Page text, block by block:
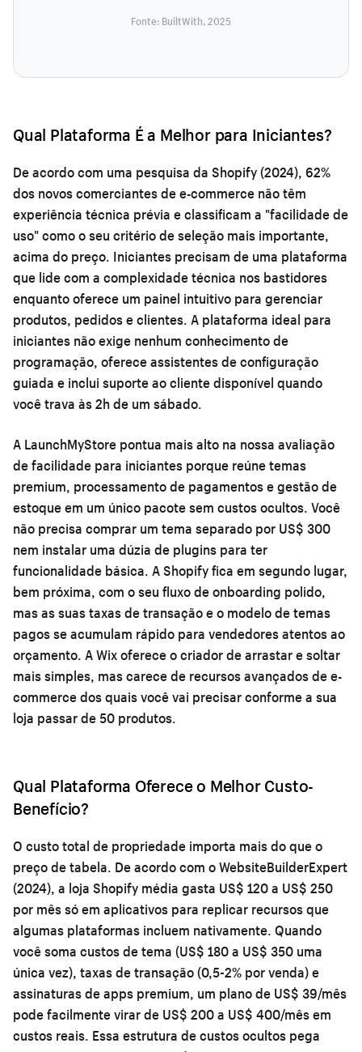
Fonte: BuiltWith, 2025
Qual Plataforma É a Melhor para Iniciantes?
De acordo com uma pesquisa da Shopify (2024), 62%
dos novos comerciantes de e-commerce não têm
experiência técnica prévia e classificam a "facilidade de
uso" como o seu critério de seleção mais importante,
acima do preço. Iniciantes precisam de uma plataforma
que lide com a complexidade técnica nos bastidores
enquanto oferece um painel intuitivo para gerenciar
produtos, pedidos e clientes. A plataforma ideal para
iniciantes não exige nenhum conhecimento de
programação, oferece assistentes de configuração
guiada e inclui suporte ao cliente disponível quando
você trava às 2h de um sábado.
A LaunchMyStore pontua mais alto na nossa avaliação
de facilidade para iniciantes porque reúne temas
premium, processamento de pagamentos e gestão de
estoque em um único pacote sem custos ocultos. Você
não precisa comprar um tema separado por US$ 300
nem instalar uma dúzia de plugins para ter
funcionalidade básica. A Shopify fica em segundo lugar,
bem próxima, com o seu fluxo de onboarding polido,
mas as suas taxas de transação e o modelo de temas
pagos se acumulam rápido para vendedores atentos ao
orçamento. A Wix oferece o criador de arrastar e soltar
mais simples, mas carece de recursos avançados de e-
commerce dos quais você vai precisar conforme a sua
loja passar de 50 produtos.
Qual Plataforma Oferece o Melhor Custo-
Benefício?
O custo total de propriedade importa mais do que o
preço de tabela. De acordo com o WebsiteBuilderExpert
(2024), a loja Shopify média gasta US$ 120 a US$ 250
por mês só em aplicativos para replicar recursos que
algumas plataformas incluem nativamente. Quando
você soma custos de tema (US$ 180 a US$ 350 uma
única vez), taxas de transação (0,5-2% por venda) e
assinaturas de apps premium, um plano de US$ 39/mês
pode facilmente virar de US$ 200 a US$ 400/mês em
custos reais. Essa estrutura de custos ocultos pega